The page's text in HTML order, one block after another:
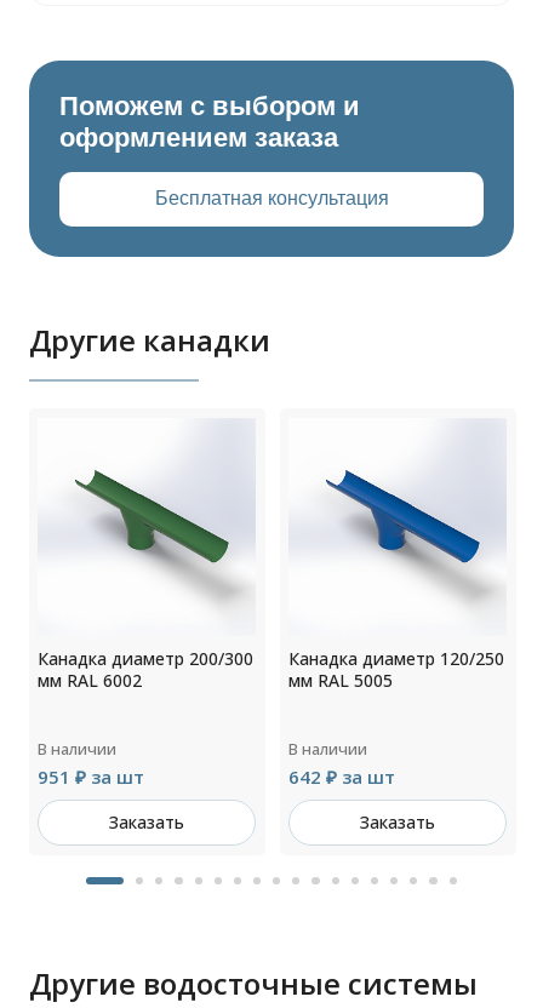
Поможем с выбором и
оформлением заказа
Бесплатная консультация
Другие канадки
Канадка диаметр 200/300
мм RAL 6002
В наличии
951 ₽ за шт
Заказать
Канадка диаметр 120/250
мм RAL 5005
В наличии
642 ₽ за шт
Заказать
Другие водосточные системы